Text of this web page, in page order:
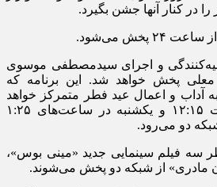
در کنار آنها جشن بگیرد.
پخش می‌شود.
و اجرای سیدمصطفی موسوی
پخش خواهد شد. این برنامه که
آداب و اعمال عید فطر متمرکز خواهد
کرد، در روز شنبه ساعت ۱۲:۱۵ و یکشنبه در ساعت‌های ۱:۲۵
سه فیلم‌ سینمایی جدید «مینی بوس»،
مادری» از شبکه دو پخش می‌شوند.